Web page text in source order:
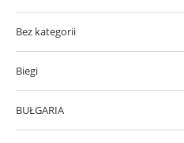
Bez kategorii
Biegi
BUŁGARIA